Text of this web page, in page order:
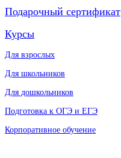
Подарочный сертификат
Курсы
Для взрослых
Для школьников
Для дошкольников
Подготовка к ОГЭ и ЕГЭ
Корпоративное обучение